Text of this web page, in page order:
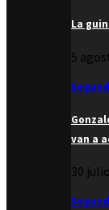
La
5
van a
30